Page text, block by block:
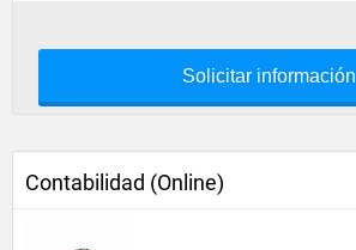
Solicitar información
Contabilidad (Online)